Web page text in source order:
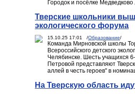
Городок и посёлке Медведково
Тверские школьники
экологического форума
15.10.25 17:01 /Образование/
Команда Мирновской школы
Всероссийского детского
Челябинске. Шесть учащихся
Петровой представляют
аллей в честь героев" в
На Тверскую область